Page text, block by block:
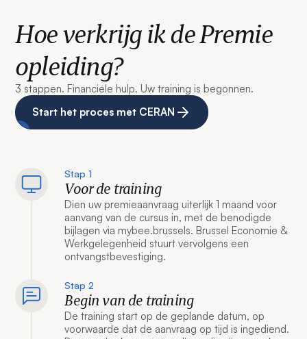
Hoe verkrijg ik de Premie
opleiding?
3 stappen. Financiële hulp. Uw training is begonnen.
Start het proces met CERAN
Stap 1
Voor de training
Dien uw premieaanvraag uiterlijk 1 maand voor
aanvang van de cursus in, met de benodigde
bijlagen via mybee.brussels. Brussel Economie &
Werkgelegenheid stuurt vervolgens een
ontvangstbevestiging.
Stap 2
Begin van de training
De training start op de geplande datum, op
voorwaarde dat de aanvraag op tijd is ingediend.